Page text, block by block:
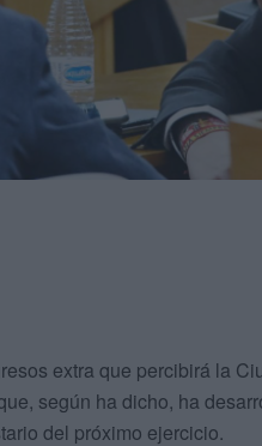
extra que percibirá la
según ha dicho, ha
del próximo ejercicio.